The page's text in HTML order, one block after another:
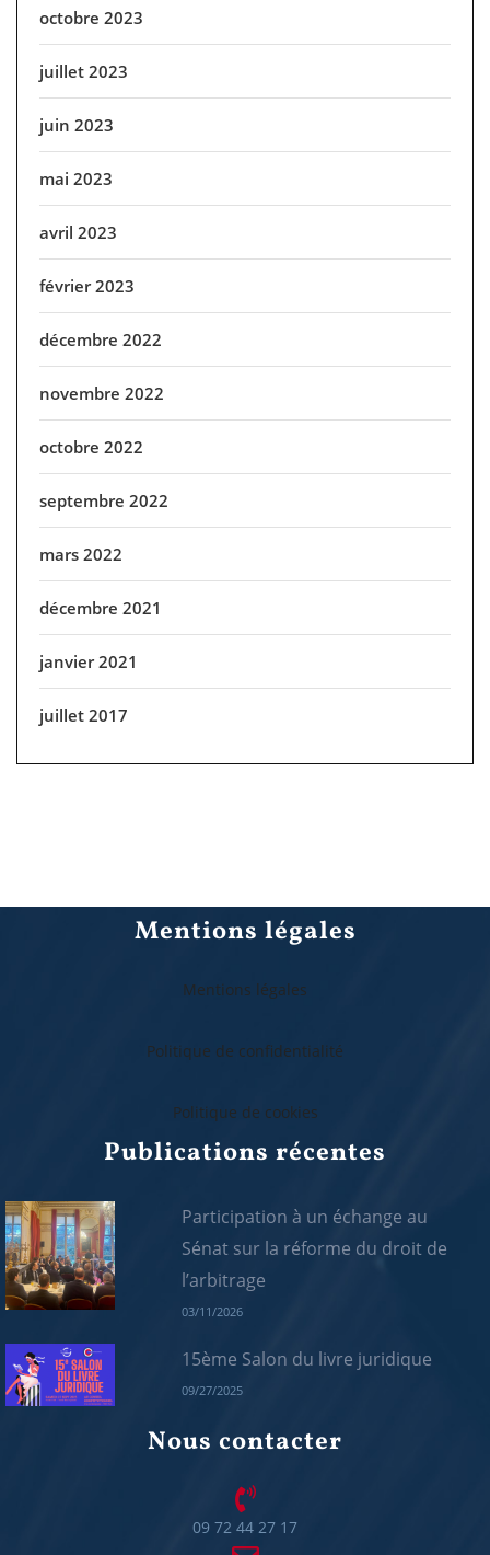
octobre 2023
juillet 2023
juin 2023
mai 2023
avril 2023
février 2023
décembre 2022
novembre 2022
octobre 2022
septembre 2022
mars 2022
décembre 2021
janvier 2021
juillet 2017
Mentions légales
Mentions légales
Politique de confidentialité
Politique de cookies
Publications récentes
Participation à un échange au
Sénat sur la réforme du droit de
l’arbitrage
03/11/2026
15ème Salon du livre juridique
09/27/2025
Nous contacter
09 72 44 27 17